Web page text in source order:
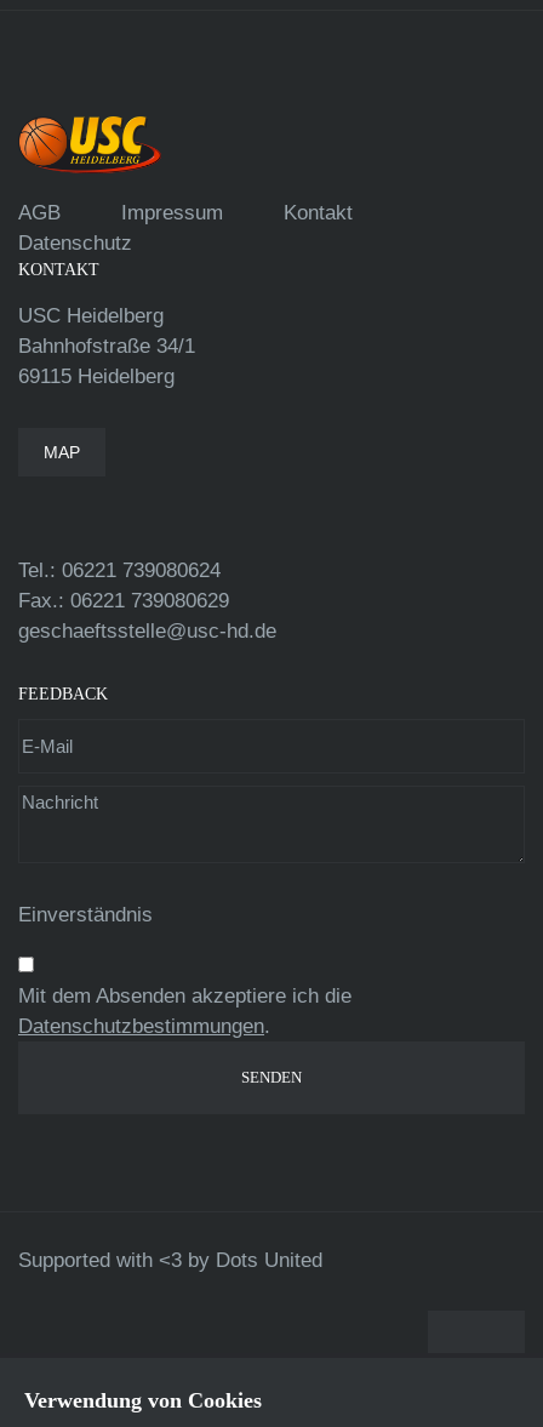
AGB Impressum
Kontakt
Datenschutz
KONTAKT
USC Heidelberg
Bahnhofstraße 34/1
69115 Heidelberg
MAP
Tel.: 06221 739080624
Fax.: 06221 739080629
geschaeftsstelle@usc-hd.de
FEEDBACK
Einverständnis
Mit dem Absenden akzeptiere ich die
Datenschutzbestimmungen.
Supported with <3 by Dots United
Verwendung von Cookies